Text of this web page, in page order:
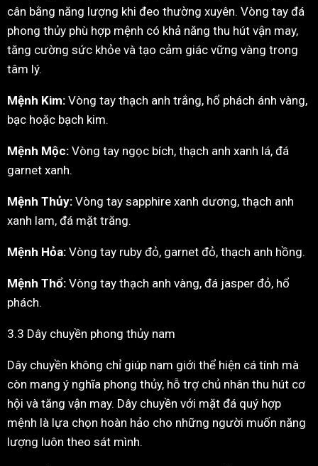
cân bằng năng lượng khi đeo thường xuyên. Vòng tay đá
phong thủy phù hợp mệnh có khả năng thu hút vận may,
tăng cường sức khỏe và tạo cảm giác vững vàng trong
tâm lý.
Mệnh Kim: Vòng tay thạch anh trắng, hổ phách ánh vàng,
bạc hoặc bạch kim.
Mệnh Mộc: Vòng tay ngọc bích, thạch anh xanh lá, đá
garnet xanh.
Mệnh Thủy: Vòng tay sapphire xanh dương, thạch anh
xanh lam, đá mặt trăng.
Mệnh Hỏa: Vòng tay ruby đỏ, garnet đỏ, thạch anh hồng.
Mệnh Thổ: Vòng tay thạch anh vàng, đá jasper đỏ, hổ
phách.
3.3 Dây chuyền phong thủy nam
Dây chuyền không chỉ giúp nam giới thể hiện cá tính mà
còn mang ý nghĩa phong thủy, hỗ trợ chủ nhân thu hút cơ
hội và tăng vận may. Dây chuyền với mặt đá quý hợp
mệnh là lựa chọn hoàn hảo cho những người muốn năng
lượng luôn theo sát mình.